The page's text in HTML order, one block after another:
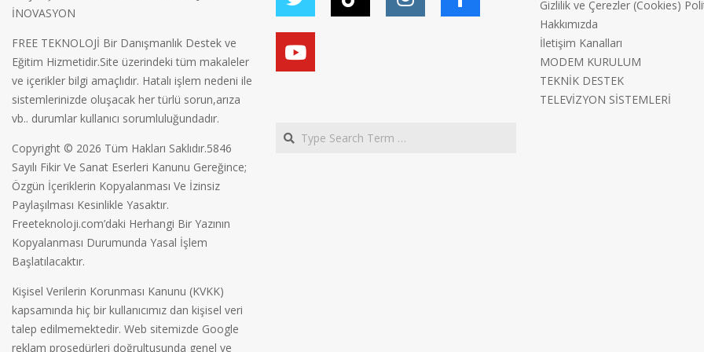
İNOVASYON
FREE TEKNOLOJİ Bir Danışmanlık Destek ve
Eğitim Hizmetidir.Site üzerindeki tüm makaleler
ve içerikler bilgi amaçlıdır. Hatalı işlem nedeni ile
sistemlerinizde oluşacak her türlü sorun,arıza
vb.. durumlar kullanıcı sorumluluğundadır.
Copyright © 2026 Tüm Hakları Saklıdır.5846
Sayılı Fikir Ve Sanat Eserleri Kanunu Gereğince;
Özgün İçeriklerin Kopyalanması Ve İzinsiz
Paylaşılması Kesinlikle Yasaktır.
Freeteknoloji.com’daki Herhangi Bir Yazının
Kopyalanması Durumunda Yasal İşlem
Başlatılacaktır.
Kişisel Verilerin Korunması Kanunu (KVKK)
kapsamında hiç bir kullanıcımız dan kişisel veri
talep edilmemektedir. Web sitemizde Google
reklam prosedürleri doğrultusunda genel ve
Search
Gizlilik ve Çerezler (Cookies)
Hakkımızda
İletişim Kanalları
MODEM KURULUM
TEKNİK DESTEK
TELEVİZYON SİSTEMLERİ